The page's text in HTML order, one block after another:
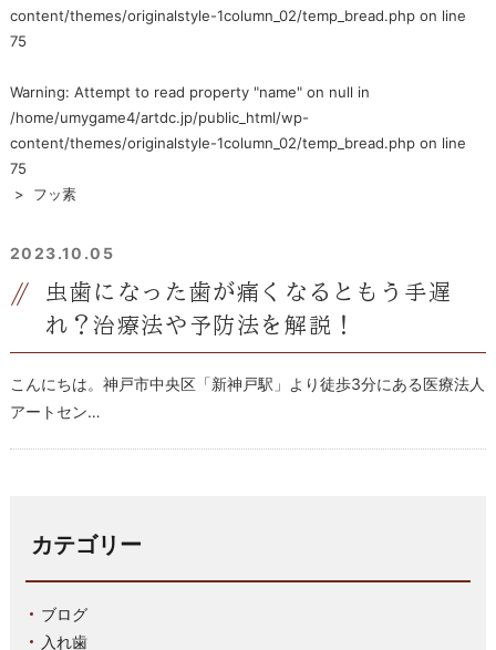
content/themes/originalstyle-1column_02/temp_bread.phpon line
75
Warning: Attempt to read property "name" on null in
/home/umygame4/artdc.jp/public_html/wp-
content/themes/originalstyle-1column_02/temp_bread.phpon line
75
>
フッ素
2023.10.05
虫歯になった歯が痛くなるともう手遅
れ？治療法や予防法を解説！
こんにちは。神戸市中央区「新神戸駅」より徒歩3分にある医療法人
アートセン…
カテゴリー
ブログ
入れ歯